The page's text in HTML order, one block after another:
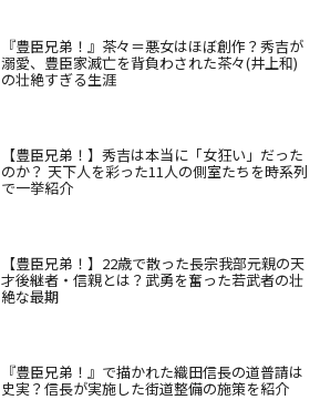
『豊臣兄弟！』茶々＝悪女はほぼ創作？秀吉が
溺愛、豊臣家滅亡を背負わされた茶々(井上和)
の壮絶すぎる生涯
【豊臣兄弟！】秀吉は本当に「女狂い」だった
のか？ 天下人を彩った11人の側室たちを時系列
で一挙紹介
【豊臣兄弟！】22歳で散った長宗我部元親の天
才後継者・信親とは？武勇を奮った若武者の壮
絶な最期
『豊臣兄弟！』で描かれた織田信長の道普請は
史実？信長が実施した街道整備の施策を紹介